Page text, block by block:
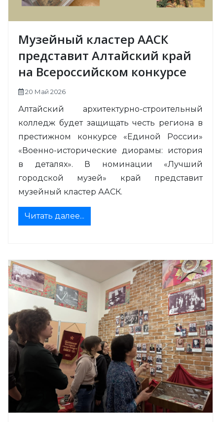
Музейный кластер ААСК
представит Алтайский край
на Всероссийском конкурсе
20 Май 2026
Алтайский архитектурно-строительный
колледж будет защищать честь региона в
престижном конкурсе «Единой России»
«Военно-исторические диорамы: история
в деталях». В номинации «Лучший
городской музей» край представит
музейный кластер ААСК.
Читать далее...